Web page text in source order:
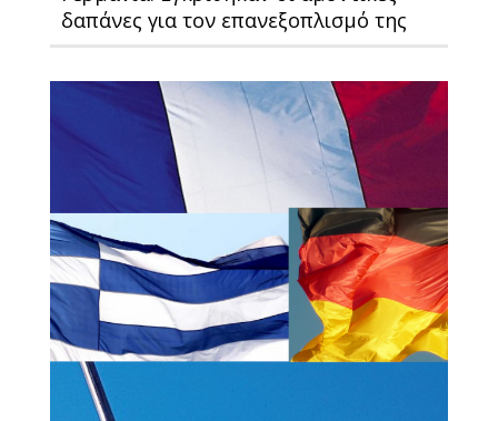
δαπάνες για τον επανεξοπλισμό της